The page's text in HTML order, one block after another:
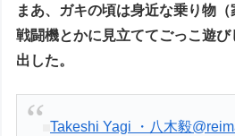
まあ、ガキの頃は身近な乗り物
戦闘機とかに見立ててごっこ遊
出した。
Takeshi Yagi ・八木毅